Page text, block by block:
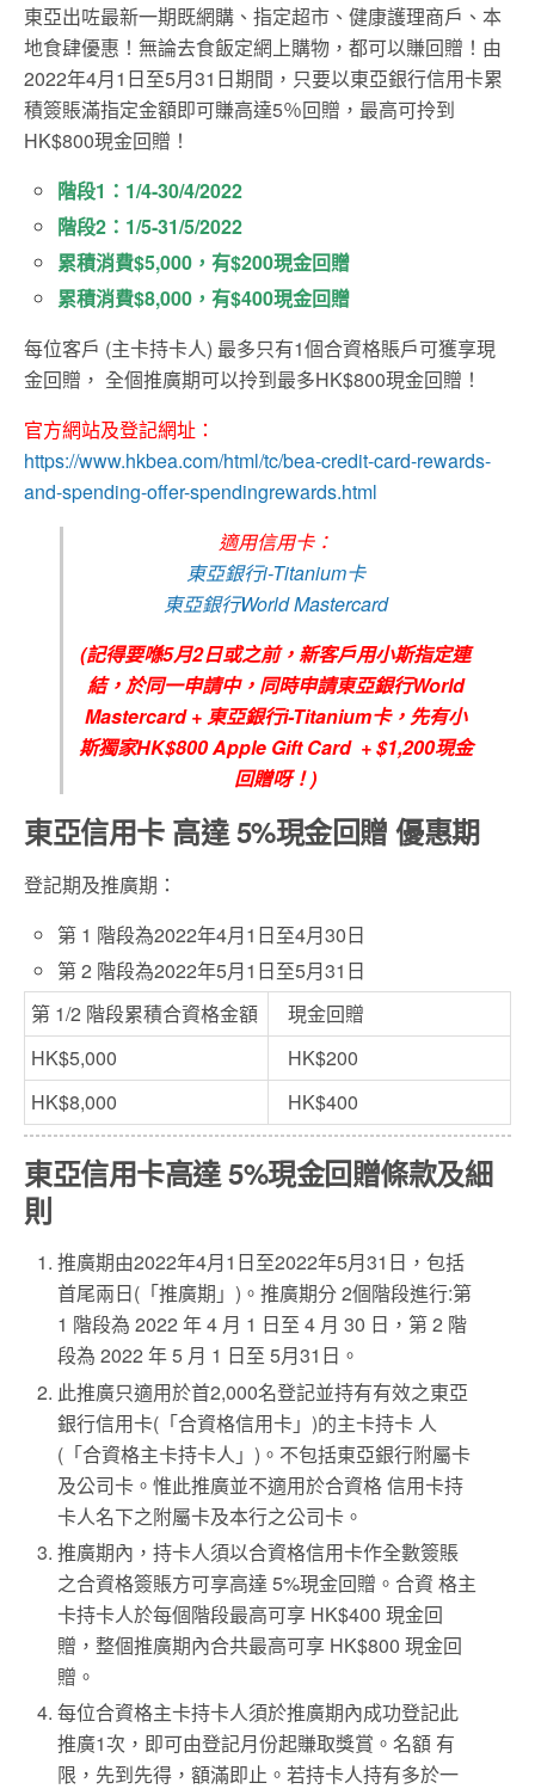
東亞出咗最新一期既網購、指定超市、健康護理商戶、本
地食肆優惠！無論去食飯定網上購物，都可以賺回贈！由
2022年4月1日至5月31日期間，只要以東亞銀行信用卡累
積簽賬滿指定金額即可賺高達5％回贈，最高可拎到
HK$800現金回贈！
階段1：1/4-30/4/2022
階段2：1/5-31/5/2022
累積消費$5,000，有$200現金回贈
累積消費$8,000，有$400現金回贈
每位客戶 (主卡持卡人) 最多只有1個合資格賬戶可獲享現
金回贈， 全個推廣期可以拎到最多HK$800現金回贈！
官方網站及登記網址：
https://www.hkbea.com/html/tc/bea-credit-card-rewards-
and-spending-offer-spendingrewards.html
適用信用卡：
東亞銀行i-Titanium卡
東亞銀行World Mastercard
(記得要喺5月2日或之前，新客戶用小斯指定連
結，於同一申請中，同時申請東亞銀行World
Mastercard + 東亞銀行i-Titanium卡，先有小
斯獨家HK$800 Apple Gift Card + $1,200現金
回贈呀！)
東亞信用卡 高達 5%現金回贈 優惠期
登記期及推廣期：
第 1 階段為2022年4月1日至4月30日
第 2 階段為2022年5月1日至5月31日
第 1/2 階段累積合資格金額
現金回贈
HK$5,000
HK$200
HK$8,000
HK$400
東亞信用卡高達 5%現金回贈條款及細
則
推廣期由2022年4月1日至2022年5月31日，包括
首尾兩日(「推廣期」)。推廣期分 2個階段進行:第
1 階段為 2022 年 4 月 1 日至 4 月 30 日，第 2 階
段為 2022 年 5 月 1 日至 5月31日。
此推廣只適用於首2,000名登記並持有有效之東亞
銀行信用卡(「合資格信用卡」)的主卡持卡 人
(「合資格主卡持卡人」)。不包括東亞銀行附屬卡
及公司卡。惟此推廣並不適用於合資格 信用卡持
卡人名下之附屬卡及本行之公司卡。
推廣期內，持卡人須以合資格信用卡作全數簽賬
之合資格簽賬方可享高達 5%現金回贈。合資 格主
卡持卡人於每個階段最高可享 HK$400 現金回
贈，整個推廣期內合共最高可享 HK$800 現金回
贈。
每位合資格主卡持卡人須於推廣期內成功登記此
推廣1次，即可由登記月份起賺取獎賞。名額 有
限，先到先得，額滿即止。若持卡人持有多於一